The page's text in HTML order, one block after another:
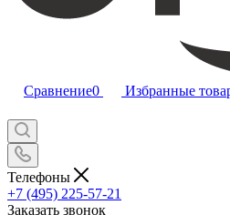
Сравнение0 Избранные
Телефоны
+7 (495) 225-57-21
Заказать звонок